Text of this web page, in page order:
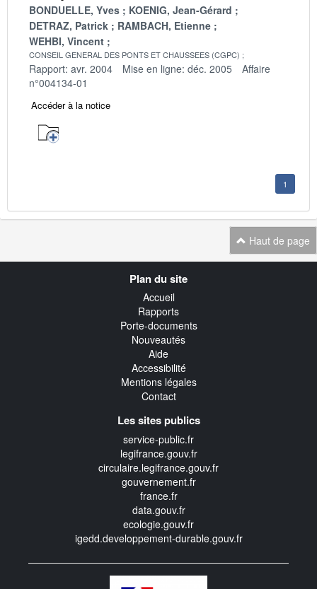
BONDUELLE, Yves
KOENIG, Jean-Gérard
DETRAZ, Patrick
RAMBACH, Etienne
WEHBI, Vincent
CONSEIL GENERAL DES PONTS ET CHAUSSEES (CGPC)
Rapport: avr. 2004 Mise en ligne: déc. 2005
Affaire
n°004134-01
Accéder à la notice
1
Haut de page
Plan du site
Accueil
Rapports
Porte-documents
Nouveautés
Aide
Accessibilité
Mentions légales
Contact
Les sites publics
service-public.fr
legifrance.gouv.fr
circulaire.legifrance.gouv.fr
gouvernement.fr
france.fr
data.gouv.fr
ecologie.gouv.fr
igedd.developpement-durable.gouv.fr